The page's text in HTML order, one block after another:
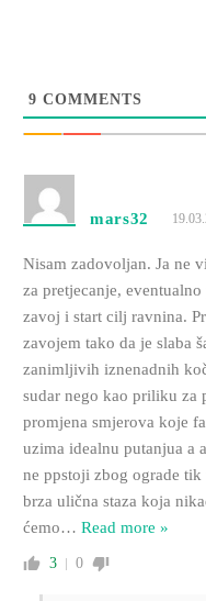
9 COMMENTS
mars32
Nisam zadovoljan. Ja ne
za pretjecanje,
zavoj i start cilj ravnina.
zavojem tako da je slaba
zanimljivih iznenadnih
sudar nego kao priliku za
promjena smjerova koje
uzima idealnu putanjua a
ne ppstoji zbog ograde tik
brza ulična staza koja
ćemo… Read more »
3 0